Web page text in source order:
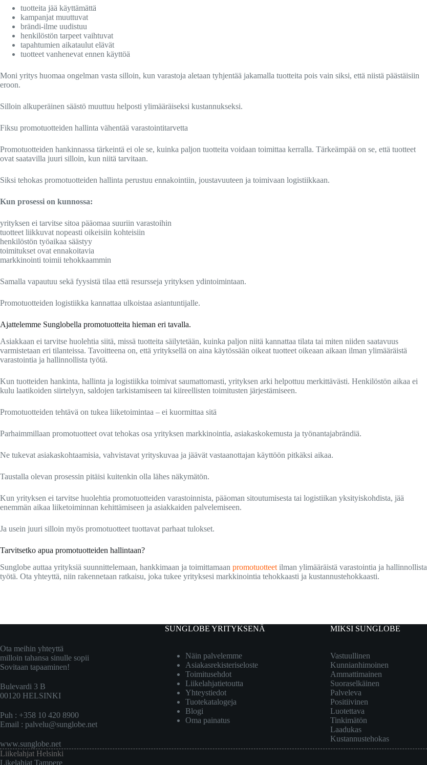
tuotteita jää käyttämättä
kampanjat muuttuvat
brändi-ilme uudistuu
henkilöstön tarpeet vaihtuvat
tapahtumien aikataulut elävät
tuotteet vanhenevat ennen käyttöä
Moni yritys huomaa ongelman vasta silloin, kun varastoja aletaan tyhjentää jakamalla tuotteita pois vain siksi, että niistä päästäisiin
eroon.
Silloin alkuperäinen säästö muuttuu helposti ylimääräiseksi kustannukseksi.
Fiksu promotuotteiden hallinta vähentää varastointitarvetta
Promotuotteiden hankinnassa tärkeintä ei ole se, kuinka paljon tuotteita voidaan toimittaa kerralla. Tärkeämpää on se, että tuotteet
ovat saatavilla juuri silloin, kun niitä tarvitaan.
Siksi tehokas promotuotteiden hallinta perustuu ennakointiin, joustavuuteen ja toimivaan logistiikkaan.
Kun prosessi on kunnossa:
yrityksen ei tarvitse sitoa pääomaa suuriin varastoihin
tuotteet liikkuvat nopeasti oikeisiin kohteisiin
henkilöstön työaikaa säästyy
toimitukset ovat ennakoitavia
markkinointi toimii tehokkaammin
Samalla vapautuu sekä fyysistä tilaa että resursseja yrityksen ydintoimintaan.
Promotuotteiden logistiikka kannattaa ulkoistaa asiantuntijalle.
Ajattelemme Sunglobella promotuotteita hieman eri tavalla.
Asiakkaan ei tarvitse huolehtia siitä, missä tuotteita säilytetään, kuinka paljon niitä kannattaa tilata tai miten niiden saatavuus
varmistetaan eri tilanteissa. Tavoitteena on, että yrityksellä on aina käytössään oikeat tuotteet oikeaan aikaan ilman ylimääräistä
varastointia ja hallinnollista työtä.
Kun tuotteiden hankinta, hallinta ja logistiikka toimivat saumattomasti, yrityksen arki helpottuu merkittävästi. Henkilöstön aikaa ei
kulu laatikoiden siirtelyyn, saldojen tarkistamiseen tai kiireellisten toimitusten järjestämiseen.
Promotuotteiden tehtävä on tukea liiketoimintaa – ei kuormittaa sitä
Parhaimmillaan promotuotteet ovat tehokas osa yrityksen markkinointia, asiakaskokemusta ja työnantajabrändiä.
Ne tukevat asiakaskohtaamisia, vahvistavat yrityskuvaa ja jäävät vastaanottajan käyttöön pitkäksi aikaa.
Taustalla olevan prosessin pitäisi kuitenkin olla lähes näkymätön.
Kun yrityksen ei tarvitse huolehtia promotuotteiden varastoinnista, pääoman sitoutumisesta tai logistiikan yksityiskohdista, jää
enemmän aikaa liiketoiminnan kehittämiseen ja asiakkaiden palvelemiseen.
Ja usein juuri silloin myös promotuotteet tuottavat parhaat tulokset.
Tarvitsetko apua promotuotteiden hallintaan?
Sunglobe auttaa yrityksiä suunnittelemaan, hankkimaan ja toimittamaan promotuotteet ilman ylimääräistä varastointia ja hallinnollista
työtä. Ota yhteyttä, niin rakennetaan ratkaisu, joka tukee yrityksesi markkinointia tehokkaasti ja kustannustehokkaasti.
Ota meihin yhteyttä
milloin tahansa sinulle sopii
Sovitaan tapaaminen!
Bulevardi 3 B
00120 HELSINKI
Puh : +358 10 420 8900
Email : palvelu@sunglobe.net
www.sunglobe.net
SUNGLOBE YRITYKSENÄ
Näin palvelemme
Asiakasrekisteriseloste
Toimitusehdot
Liikelahjatietoutta
Yhteystiedot
Tuotekatalogeja
Blogi
Oma painatus
MIKSI SUNGLOBE
Vastuullinen
Kunnianhimoinen
Ammattimainen
Suoraselkäinen
Palveleva
Positiivinen
Luotettava
Tinkimätön
Laadukas
Kustannustehokas
Liikelahjat Helsinki
Likelahjat Tampere